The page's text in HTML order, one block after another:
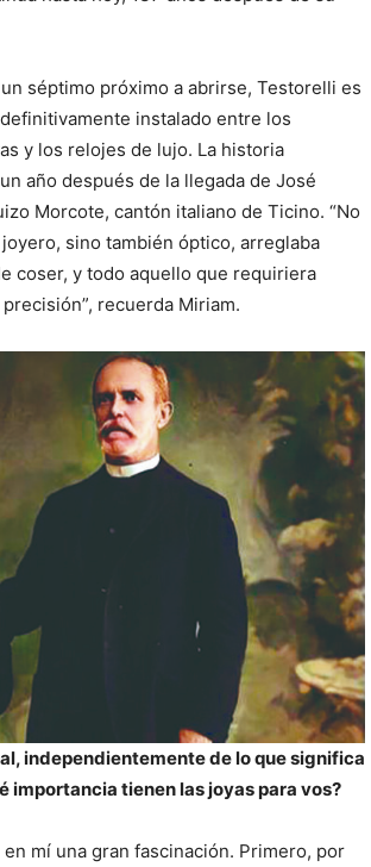
séptimo próximo a abrirse, Testorelli es
instalado entre los
y los relojes de lujo. La historia
año después de la llegada de José
Morcote, cantón italiano de Ticino. “No
sino también óptico, arreglaba
coser, y todo aquello que requiriera
recuerda Miriam.
independientemente de lo que significa
importancia tienen las joyas para vos?
mí una gran fascinación. Primero, por